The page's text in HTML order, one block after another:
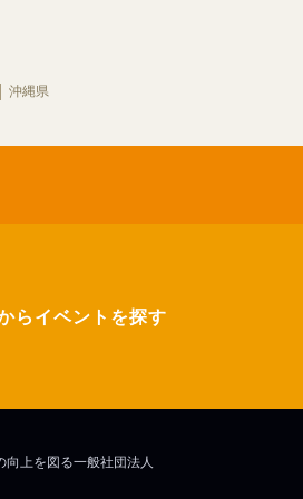
沖縄県
らイベントを探す